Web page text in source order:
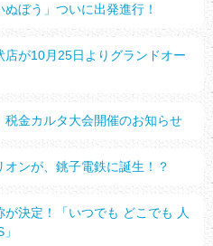
ぬぼう」ついに出発進行！
店が10月25日よりグランドオー
税金カルタ大会開催のお知らせ
ンが、銚子電鉄に誕生！？
決定！「いつでも どこでも 人